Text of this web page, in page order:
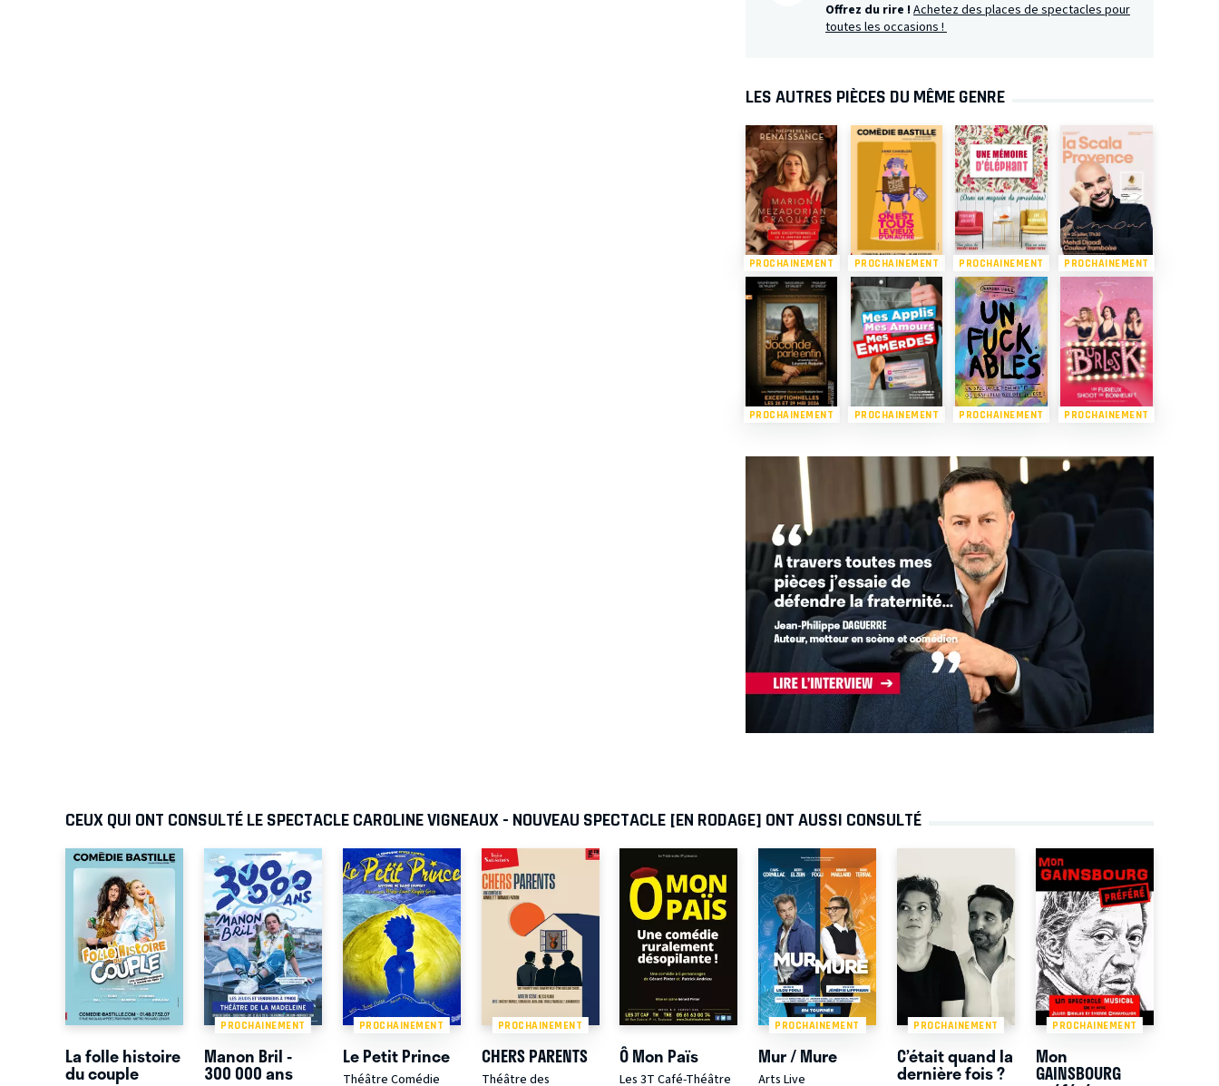
Offrez du rire ! Achetez des places de spectacles pour
toutes les occasions !
LES AUTRES PIÈCES DU MÊME GENRE
PROCHAINEMENT PROCHAINEMENT PROCHAINEMENT PROCHAINEMENT
PROCHAINEMENT PROCHAINEMENT PROCHAINEMENT PROCHAINEMENT
CEUX QUI ONT CONSULTÉ LE SPECTACLE CAROLINE VIGNEAUX - NOUVEAU SPECTACLE [EN RODAGE] ONT AUSSI CONSULTÉ
La folle histoire
du couple
PROCHAINEMENT
Manon Bril -
300 000 ans
PROCHAINEMENT
Le Petit Prince
Théâtre Comédie
PROCHAINEMENT
CHERS PARENTS
Théâtre des
Ô Mon Païs
Les 3T Café-Théâtre
PROCHAINEMENT
Mur / Mure
Arts Live
PROCHAINEMENT
C’était quand la
dernière fois ?
PROCHAINEMENT
Mon
GAINSBOURG